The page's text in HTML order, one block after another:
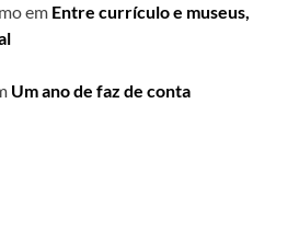
em Entre currículo e museus,
Um ano de faz de conta